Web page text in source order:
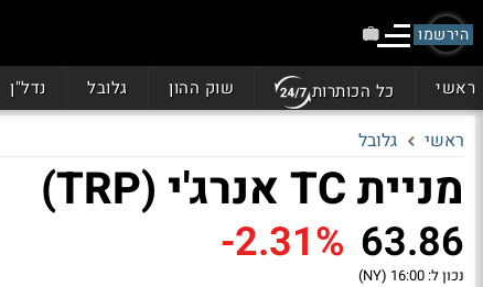
הירשמו
ראשי כל הכותרות שוק ההון גלובל נדל"ן
ראשי גלובל
מניית TC אנרג'י (TRP)
63.86
-2.31%
נכון ל: 16:00 (NY)